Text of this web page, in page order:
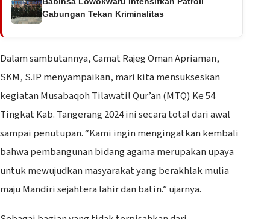
Gabungan Tekan Kriminalitas
Dalam sambutannya, Camat Rajeg Oman Apriaman,
SKM, S.IP menyampaikan, mari kita mensukseskan
kegiatan Musabaqoh Tilawatil Qur’an (MTQ) Ke 54
Tingkat Kab. Tangerang 2024 ini secara total dari awal
sampai penutupan. “Kami ingin mengingatkan kembali
bahwa pembangunan bidang agama merupakan upaya
untuk mewujudkan masyarakat yang berakhlak mulia
maju Mandiri sejahtera lahir dan batin.” ujarnya.